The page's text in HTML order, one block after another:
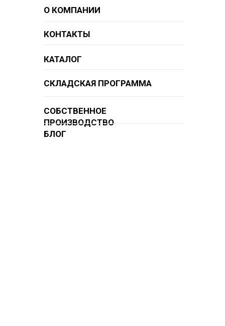
О КОМПАНИИ
СКЛАДСКАЯ ПРОГРАММА
СОБСТВЕННОЕ
ПРОИЗВОДСТВО
КАТАЛОГ
БЛОГ
КОНТАКТЫ